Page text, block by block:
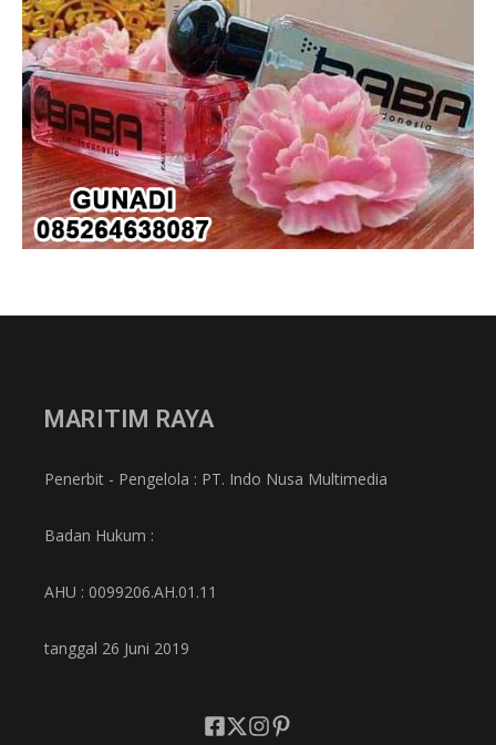
MARITIM RAYA
Penerbit - Pengelola : PT. Indo Nusa Multimedia
Badan Hukum :
AHU : 0099206.AH.01.11
tanggal 26 Juni 2019